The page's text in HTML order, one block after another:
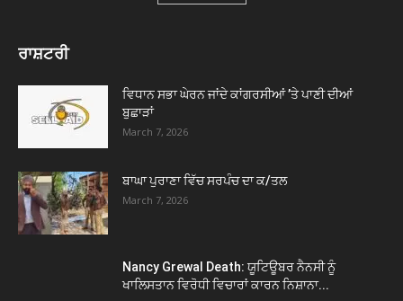
ਰਾਸ਼ਟਰੀ
ਵਿਧਾਨ ਸਭਾ ਘੇਰਨ ਜਾਂਦੇ ਕਾਂਗਰਸੀਆਂ ’ਤੇ ਪਾਣੀ ਦੀਆਂ
ਬੁਛਾੜਾਂ
March 7, 2026
ਬਾਘਾ ਪੁਰਾਣਾ ਵਿੱਚ ਸਰਪੰਚ ਦਾ ਕ/ਤਲ
March 7, 2026
Nancy Grewal Death: ਯੂਟਿਊਬਰ ਨੈਨਸੀ ਨੂੰ
ਖਾਲਿਸਤਾਨ ਵਿਰੋਧੀ ਵਿਚਾਰਾਂ ਕਾਰਨ ਨਿਸ਼ਾਨਾ...